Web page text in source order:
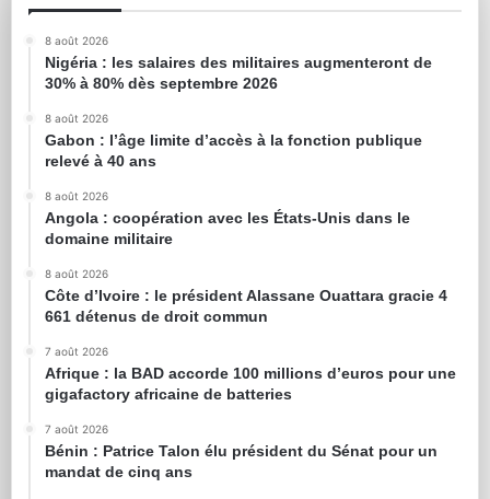
8 août 2026
Nigéria : les salaires des militaires augmenteront de
30% à 80% dès septembre 2026
8 août 2026
Gabon : l’âge limite d’accès à la fonction publique
relevé à 40 ans
8 août 2026
Angola : coopération avec les États-Unis dans le
domaine militaire
8 août 2026
Côte d’Ivoire : le président Alassane Ouattara gracie 4
661 détenus de droit commun
7 août 2026
Afrique : la BAD accorde 100 millions d’euros pour une
gigafactory africaine de batteries
7 août 2026
Bénin : Patrice Talon élu président du Sénat pour un
mandat de cinq ans